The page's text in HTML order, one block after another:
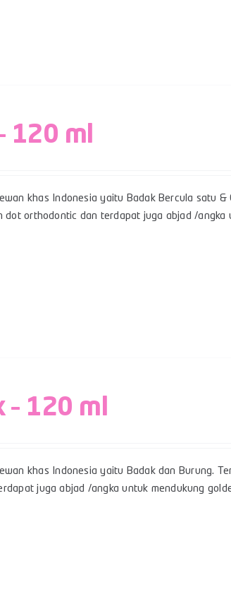
120 ml
khas Indonesia yaitu Badak Bercula satu &
dot orthodontic dan terdapat juga abjad /angka
120 ml
khas Indonesia yaitu Badak dan Burung.
juga abjad /angka untuk mendukung